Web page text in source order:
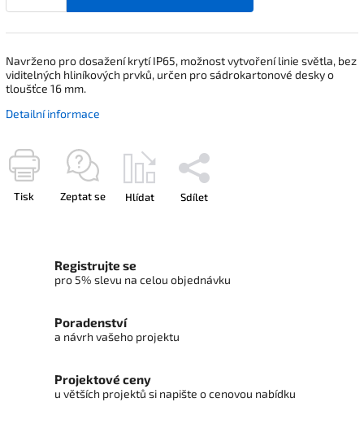
Navrženo pro dosažení krytí IP65, možnost vytvoření linie světla, bez
viditelných hliníkových prvků, určen pro sádrokartonové desky o
tloušťce 16 mm.
Detailní informace
Tisk Zeptat se Hlídat Sdílet
Registrujte se
pro 5% slevu na celou objednávku
Poradenství
a návrh vašeho projektu
Projektové ceny
u větších projektů si napište o cenovou nabídku